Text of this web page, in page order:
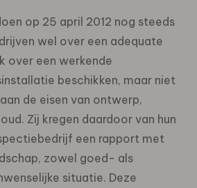
op 25 april 2012 nog steeds
wel over een adequate
over een werkende
beschikken, maar niet
de eisen van ontwerp,
Zij kregen daardoor van hun
een rapport met
zowel goed- als
situatie. Deze